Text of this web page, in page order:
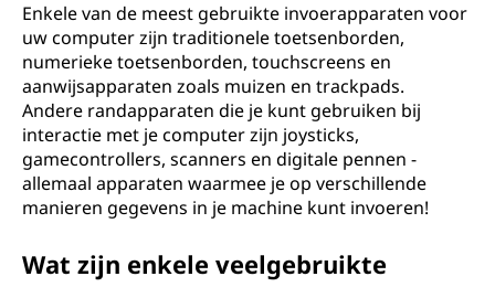
Enkele van de meest gebruikte invoerapparaten voor
uw computer zijn traditionele toetsenborden,
numerieke toetsenborden, touchscreens en
aanwijsapparaten zoals muizen en trackpads.
Andere randapparaten die je kunt gebruiken bij
interactie met je computer zijn joysticks,
gamecontrollers, scanners en digitale pennen -
allemaal apparaten waarmee je op verschillende
manieren gegevens in je machine kunt invoeren!
Wat zijn enkele veelgebruikte